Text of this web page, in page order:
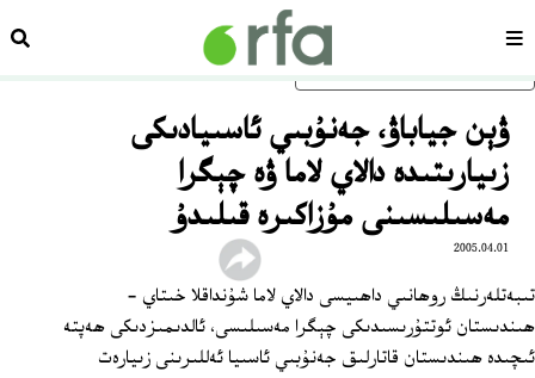
ئاساسلىق مەزمۇنغا ئاتلاڭسەھىپە
ۋېن جياباۋ، جەنۇبىي ئاسىيادىكى
زىيارىتىدە دالاي لاما ۋە چېگرا
مەسىلىسىنى مۇزاكىرە قىلىدۇ
2005.04.01
تىبەتلەرنىڭ روھانىي داھىيسى دالاي لاما شۇنداقلا خىتاي -
ھىندىستان ئوتتۇرىسىدىكى چېگرا مەسىلىسى، ئالدىمىزدىكى ھەپتە
ئىچىدە ھىندىستان قاتارلىق جەنۇبىي ئاسىيا ئەللىرىنى زىيارەت